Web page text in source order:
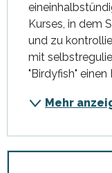
Kurses, in dem
und zu
mit
"Birdyfish" einen
Mehr